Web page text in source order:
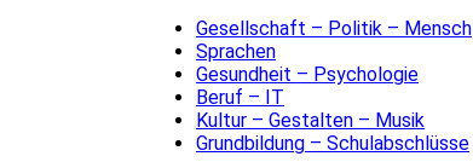
Gesellschaft – Politik – Mensch
Sprachen
Gesundheit – Psychologie
Beruf – IT
Kultur – Gestalten – Musik
Grundbildung – Schulabschlüsse